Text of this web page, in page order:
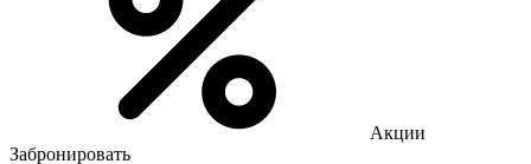
Акции
Забронировать